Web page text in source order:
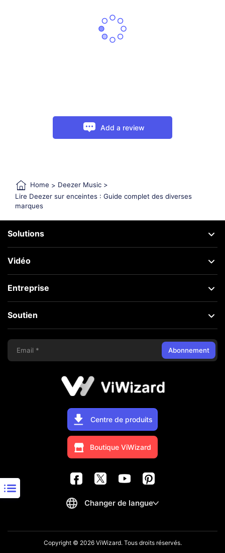
Add a review
Home > Deezer Music >
Lire Deezer sur enceintes : Guide complet des diverses
marques
Centre de produits
Boutique ViWizard
Solutions
Vidéo
Entreprise
Soutien
Abonnement
Copyright © 2026 ViWizard. Tous droits réservés.